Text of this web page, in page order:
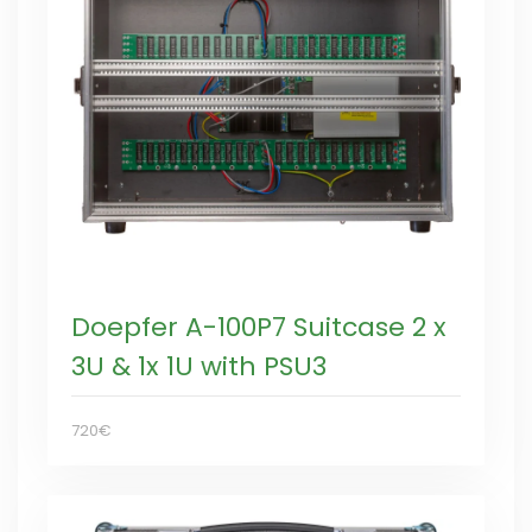
Doepfer A-100P7 Suitcase 2 x
3U & 1x 1U with PSU3
720€